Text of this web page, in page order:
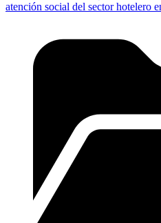
atención social del sector hotelero